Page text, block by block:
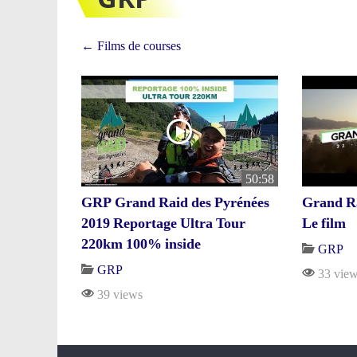
← Films de courses
50:58
GRP Grand Raid des Pyrénées
2019 Reportage Ultra Tour
220km 100% inside
GRP
39 views
Grand
Le film
GRP
33